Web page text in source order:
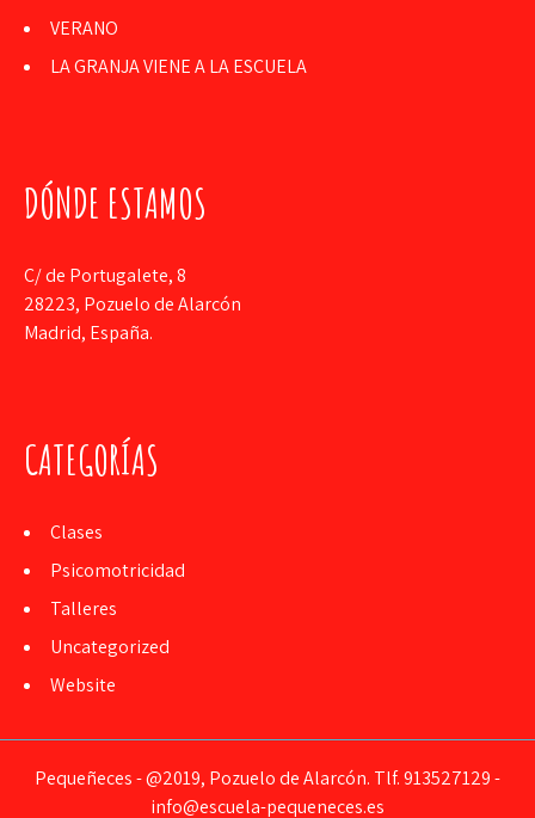
VERANO
LA GRANJA VIENE A LA ESCUELA
DÓNDE ESTAMOS
C/ de Portugalete, 8
28223, Pozuelo de Alarcón
Madrid, España.
CATEGORÍAS
Clases
Psicomotricidad
Talleres
Uncategorized
Website
Pequeñeces - @2019, Pozuelo de Alarcón. Tlf. 913527129 -
info@escuela-pequeneces.es